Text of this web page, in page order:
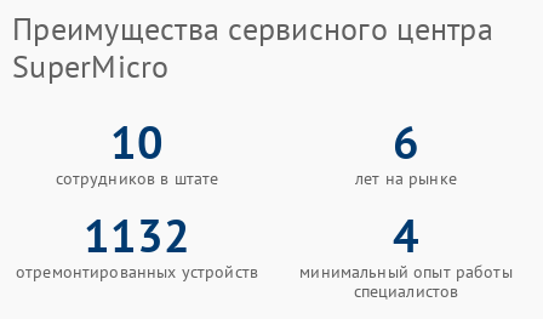
Преимущества сервисного центра
SuperMicro
10
сотрудников в штате
6
лет на рынке
1132
отремонтированных устройств
4
минимальный опыт работы
специалистов